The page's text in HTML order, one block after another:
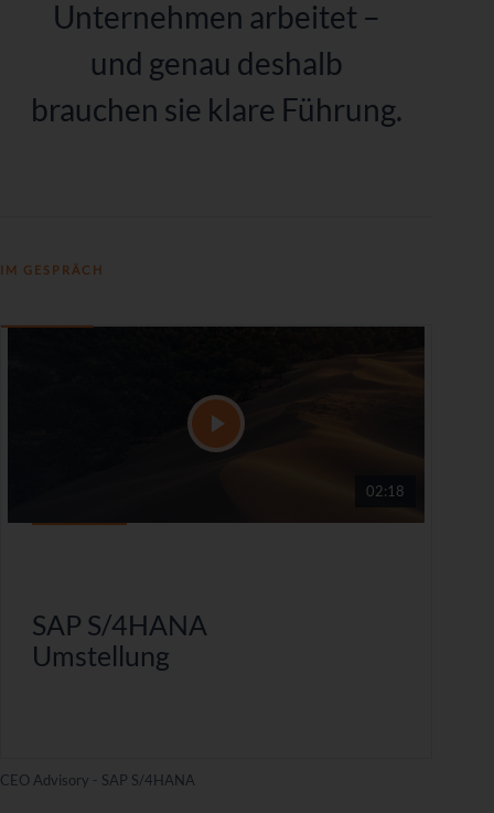
Unternehmen arbeitet –
und genau deshalb
brauchen sie klare Führung.
IM GESPRÄCH
SAP S/4HANA
Umstellung
02:18
CEO Advisory - SAP S/4HANA